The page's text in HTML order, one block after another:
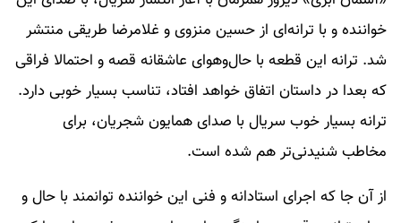
خواننده و با ترانه‌ای از حسین منزوی و غلامرضا طریقی منتشر
شد. ترانه این قطعه با حال‌وهوای عاشقانه قصه و احتمالا فراقی
که بعدا در داستان اتفاق خواهد افتاد، تناسب بسیار خوبی دارد.
ترانه بسیار خوب سریال با صدای همایون شجریان، برای
مخاطب شنیدنی‌تر هم شده است.
از آن جا که اجرای استادانه و فنی این خواننده توانمند با حال و